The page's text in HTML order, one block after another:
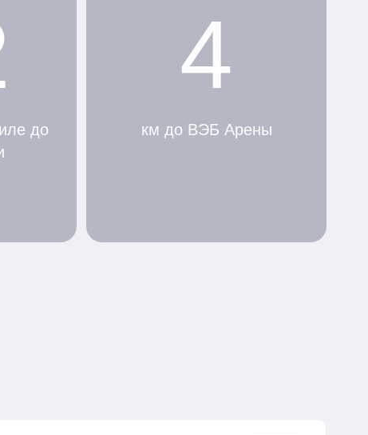
до
4
км до ВЭБ Арены